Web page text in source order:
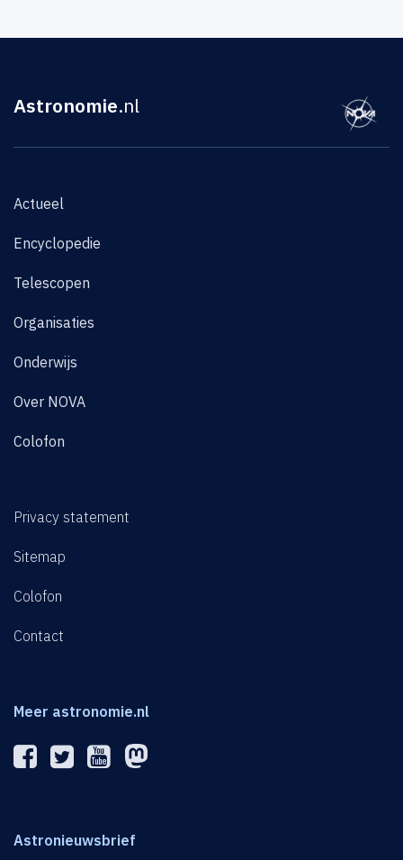
Astronomie.nl
Actueel
Encyclopedie
Telescopen
Organisaties
Onderwijs
Over NOVA
Colofon
Privacy statement
Sitemap
Colofon
Contact
Meer astronomie.nl
Astronieuwsbrief